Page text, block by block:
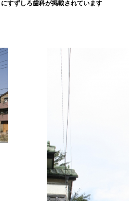
すずしろ歯科が掲載されています